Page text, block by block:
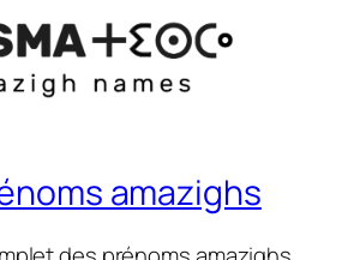
amazighs